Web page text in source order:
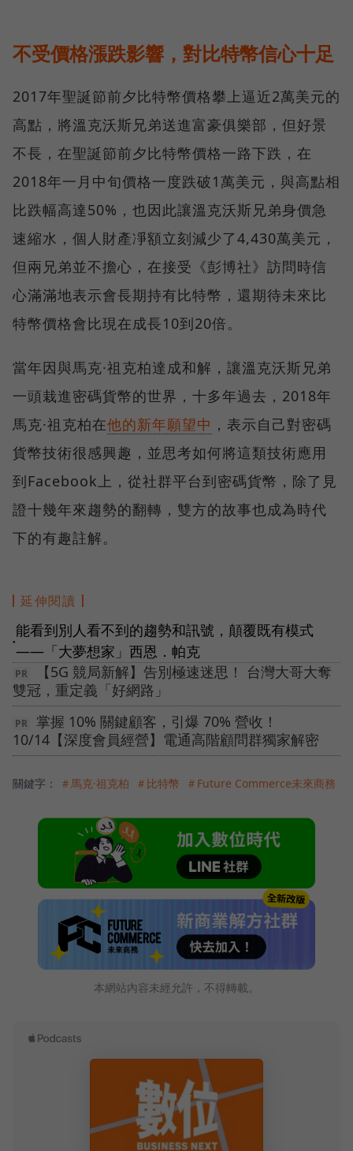
不受價格漲跌影響，對比特幣信心十足
2017年聖誕節前夕比特幣價格攀上逼近2萬美元的
高點，將溫克沃斯兄弟送進富豪俱樂部，但好景
不長，在聖誕節前夕比特幣價格一路下跌，在
2018年一月中旬價格一度跌破1萬美元，與高點相
比跌幅高達50%，也因此讓溫克沃斯兄弟身價急
速縮水，個人財產凈額立刻減少了4,430萬美元，
但兩兄弟並不擔心，在接受《彭博社》訪問時信
心滿滿地表示會長期持有比特幣，還期待未來比
特幣價格會比現在成長10到20倍。
當年因與馬克·祖克柏達成和解，讓溫克沃斯兄弟
一頭栽進密碼貨幣的世界，十多年過去，2018年
馬克·祖克柏在他的新年願望中 ，表示自己對密碼
貨幣技術很感興趣，並思考如何將這類技術應用
到Facebook上，從社群平台到密碼貨幣，除了見
證十幾年來趨勢的翻轉，雙方的故事也成為時代
下的有趣註解。
延伸閱讀
●
能看到別人看不到的趨勢和訊號，顛覆既有模式
——「大夢想家」西恩．帕克
【5G 競局新解】告別極速迷思！ 台灣大哥大奪
雙冠，重定義「好網路」
掌握 10% 關鍵顧客，引爆 70% 營收！
10/14【深度會員經營】電通高階顧問群獨家解密
關鍵字： ＃馬克·祖克柏 ＃比特幣 ＃Future Commerce未來商務
本網站內容未經允許，不得轉載。